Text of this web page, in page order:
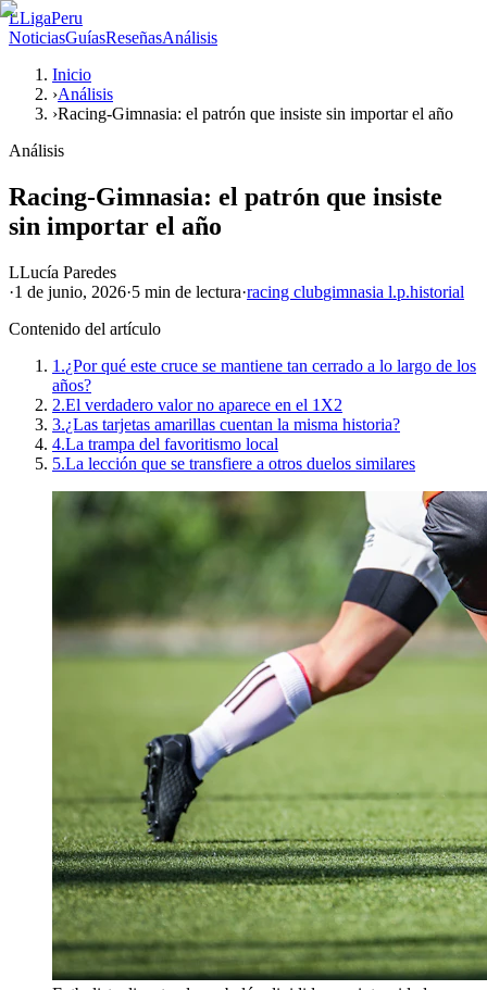
LLigaPeru
NoticiasGuíasReseñasAnálisis
Inicio
›Análisis
›Racing-Gimnasia: el patrón que insiste sin importar el año
Análisis
Racing-Gimnasia: el patrón que insiste
sin importar el año
LLucía Paredes
·1 de junio, 2026·5 min de lectura·racing clubgimnasia l.p.historial
Contenido del artículo
1.¿Por qué este cruce se mantiene tan cerrado a lo largo de los
años?
2.El verdadero valor no aparece en el 1X2
3.¿Las tarjetas amarillas cuentan la misma historia?
4.La trampa del favoritismo local
5.La lección que se transfiere a otros duelos similares